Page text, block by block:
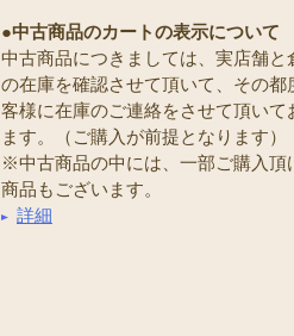
●中古商品のカートの表示について
中古商品につきましては、実店舗と
の在庫を確認させて頂いて、その都
客様に在庫のご連絡をさせて頂いて
ます。（ご購入が前提となります）
※中古商品の中には、一部ご購入頂
商品もございます。
詳細